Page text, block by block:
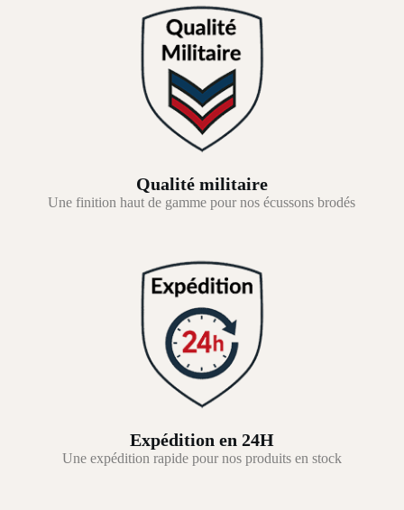
Qualité militaire
Une finition haut de gamme pour nos écussons brodés
Expédition en 24H
Une expédition rapide pour nos produits en stock